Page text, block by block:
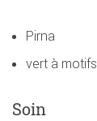
Pirna
vert à motifs
Soin